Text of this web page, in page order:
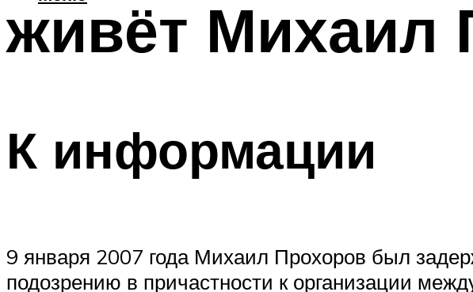
живёт Михаил
К информации
9 января 2007 года Михаил Прохоров был
подозрению в причастности к организации